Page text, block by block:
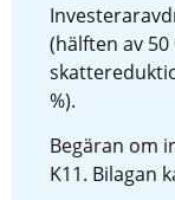
(hälften av
%).
Begäran om
K11. Bilagan